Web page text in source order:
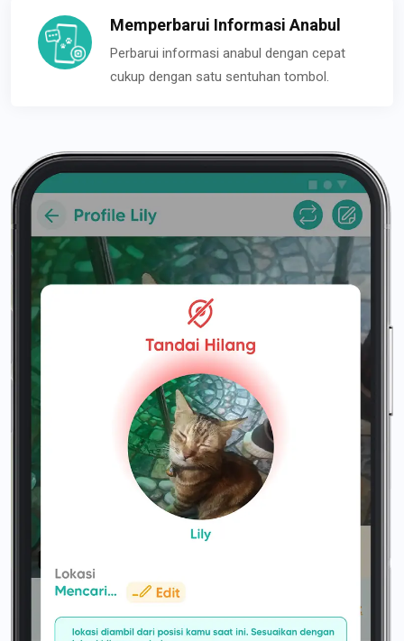
Memperbarui Informasi Anabul
Perbarui informasi anabul dengan cepat
cukup dengan satu sentuhan tombol.